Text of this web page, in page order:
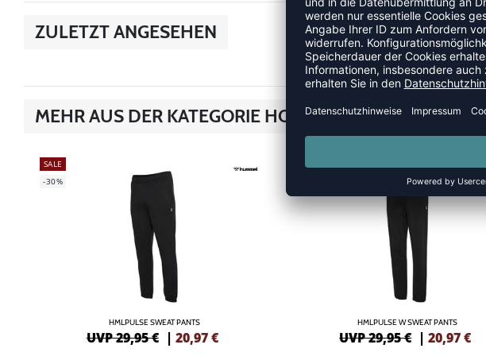
ZULETZT ANGESEHEN
MEHR AUS DER KATEGORIE HOSEN
SALE
-30%
HMLPULSE SWEAT PANTS
UVP 29,95 € | 20,97€
SALE
HMLPULSE W SWEAT PANTS
UVP 29,95 € |20,97€